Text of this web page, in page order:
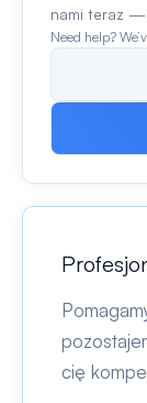
nami teraz —
Need help?
cię